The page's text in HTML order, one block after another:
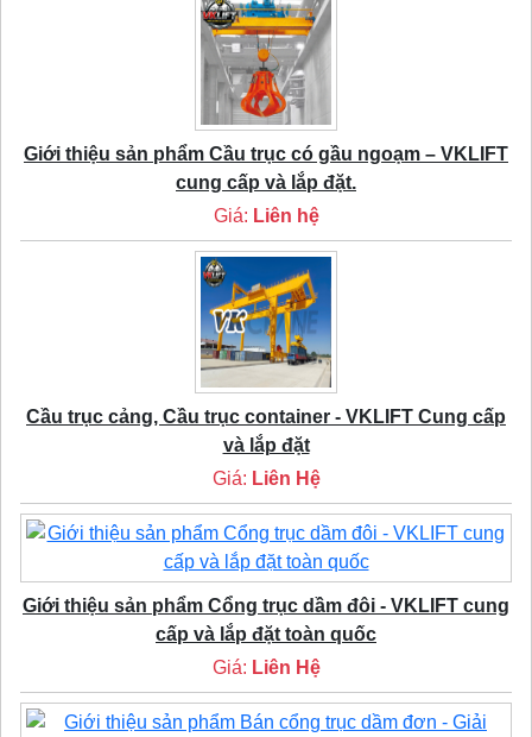
Giới thiệu sản phẩm Cầu trục có gầu ngoạm – VKLIFT
cung cấp và lắp đặt.
Giá: Liên hệ
Cầu trục cảng, Cầu trục container - VKLIFT Cung cấp
và lắp đặt
Giá: Liên Hệ
Giới thiệu sản phẩm Cổng trục dầm đôi - VKLIFT cung
cấp và lắp đặt toàn quốc
Giá: Liên Hệ